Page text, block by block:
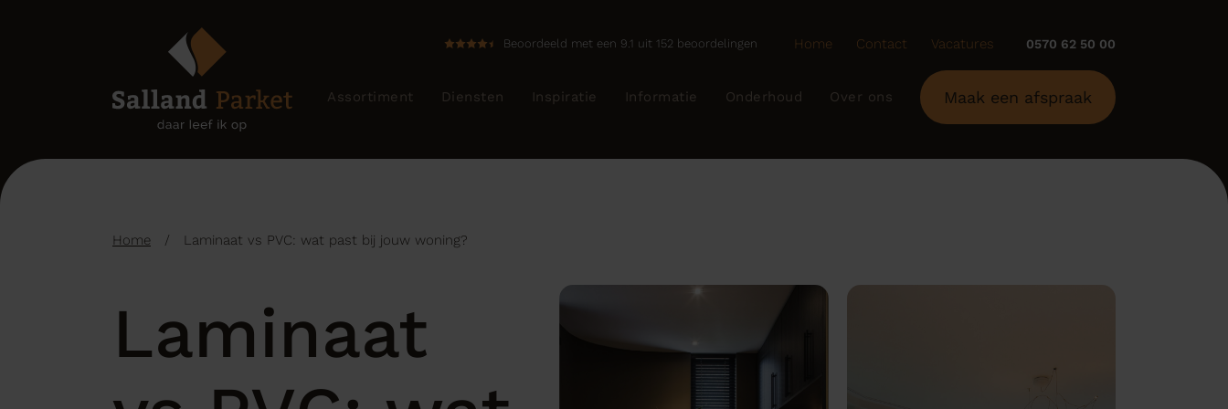
Beoordeeld met een 9.1 uit 152 beoordelingen Home Contact Vacatures 0570 62 50 00
Assortiment Diensten Inspiratie Informatie Onderhoud Over ons Maak een afspraak
Home / Laminaat vs PVC: wat past bij jouw woning?
Laminaat